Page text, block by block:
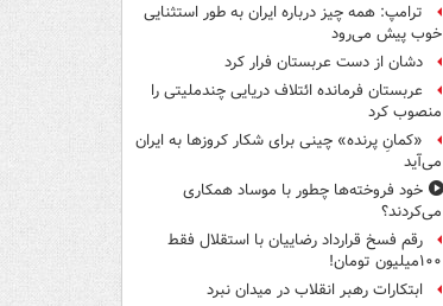
ترامپ: همه چیز درباره ایران به طور استثنایی
خوب پیش می‌رود
دشان از دست عربستان فرار کرد
عربستان فرمانده ائتلاف دریایی چندملیتی را
منصوب کرد
«کمانِ پرنده» چینی برای شکار کروزها به ایران
می‌آید
خود فروخته‌ها چطور با موساد همکاری
می‌کردند؟
رقم فسخ قرارداد رضاییان با استقلال فقط
۱۰۰میلیون تومان!
ابتکارات رهبر انقلاب در میدان نبرد